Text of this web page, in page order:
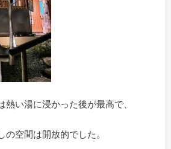
い湯に浸かった後が最高で、
空間は開放的でした。